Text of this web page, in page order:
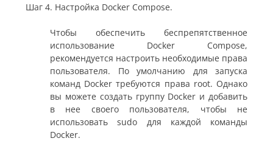
Шаг 4. Настройка Docker Compose.
Чтобы обеспечить беспрепятственное
использование Docker Compose,
рекомендуется настроить необходимые права
пользователя. По умолчанию для запуска
команд Docker требуются права root. Однако
вы можете создать группу Docker и добавить
в нее своего пользователя, чтобы не
использовать sudo для каждой команды
Docker.